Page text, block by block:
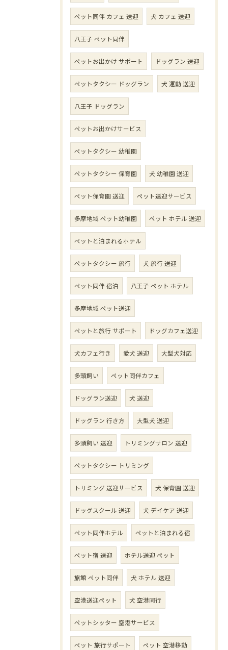
ペット同伴 カフェ 送迎 犬 カフェ 送迎
八王子 ペット同伴
ペットお出かけ サポート ドッグラン 送迎
ペットタクシー ドッグラン 犬 運動 送迎
八王子 ドッグラン
ペットお出かけサービス
ペットタクシー 幼稚園
ペットタクシー 保育園 犬 幼稚園 送迎
ペット保育園 送迎 ペット送迎サービス
多摩地域 ペット幼稚園 ペット ホテル 送迎
ペットと泊まれるホテル
ペットタクシー 旅行 犬 旅行 送迎
ペット同伴 宿泊 八王子 ペット ホテル
多摩地域 ペット送迎
ペットと旅行 サポート ドッグカフェ送迎
犬カフェ行き 愛犬 送迎 大型犬対応
多頭飼い ペット同伴カフェ
ドッグラン送迎 犬 送迎
ドッグラン 行き方 大型犬 送迎
多頭飼い 送迎 トリミングサロン 送迎
ペットタクシー トリミング
トリミング 送迎サービス 犬 保育園 送迎
ドッグスクール 送迎 犬 デイケア 送迎
ペット同伴ホテル ペットと泊まれる宿
ペット宿 送迎 ホテル送迎 ペット
旅館 ペット同伴 犬 ホテル 送迎
空港送迎ペット 犬 空港同行
ペットシッター 空港サービス
ペット 旅行サポート ペット 空港移動